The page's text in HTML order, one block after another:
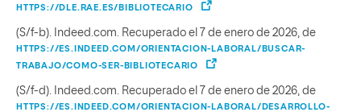
HTTPS://DLE.RAE.ES/BIBLIOTECARIO
(S/f-b). Indeed.com. Recuperado el 7 de enero de 2026, de
HTTPS://ES.INDEED.COM/ORIENTACION-LABORAL/BUSCAR-
TRABAJO/COMO-SER-BIBLIOTECARIO
(S/f-d). Indeed.com. Recuperado el 7 de enero de 2026, de
HTTPS://ES.INDEED.COM/ORIENTACION-LABORAL/DESARROLLO-